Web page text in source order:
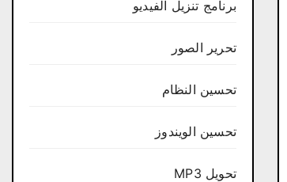
برنامج تنزيل الفيديو
تحرير الصور
تحسين النظام
تحسين الويندوز
تحويل MP3